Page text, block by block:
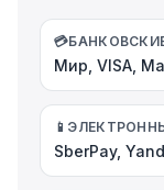
💳
Мир, VISA,
📱
SberPay,